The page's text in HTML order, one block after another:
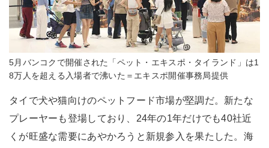
5月バンコクで開催された「ペット・エキスポ・タイランド」は1
8万人を超える入場者で沸いた＝エキスポ開催事務局提供
タイで犬や猫向けのペットフード市場が堅調だ。新たな
プレーヤーも登場しており、24年の1年だけでも40社近
くが旺盛な需要にあやかろうと新規参入を果たした。海